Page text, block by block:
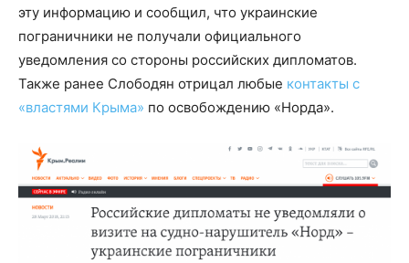
эту информацию и сообщил, что украинские
пограничники не получали официального
уведомления со стороны российских дипломатов.
Также ранее Слободян отрицал любые контакты с
«властями Крыма» по освобождению «Норда».